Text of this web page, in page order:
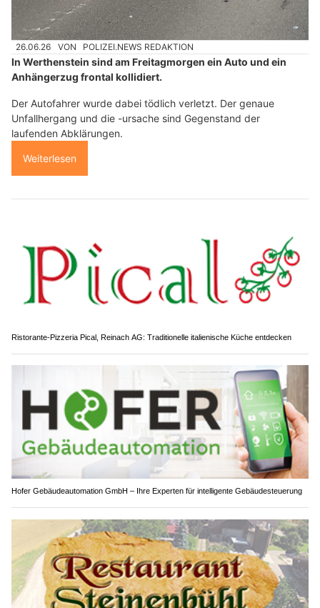
26.06.26 VON POLIZEI.NEWS REDAKTION
In Werthenstein sind am Freitagmorgen ein Auto und ein
Anhängerzug frontal kollidiert.
Der Autofahrer wurde dabei tödlich verletzt. Der genaue
Unfallhergang und die -ursache sind Gegenstand der
laufenden Abklärungen.
Weiterlesen
Ristorante-Pizzeria Pical, Reinach AG: Traditionelle italienische Küche entdecken
Hofer Gebäudeautomation GmbH – Ihre Experten für intelligente Gebäudesteuerung